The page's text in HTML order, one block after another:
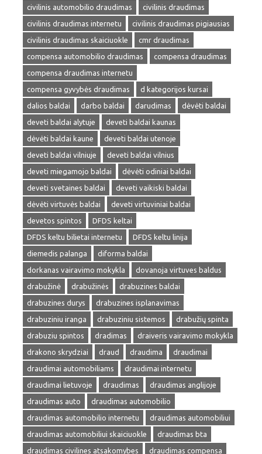
civilinis automobilio draudimas
civilinis draudimas
civilinis draudimas internetu
civilinis draudimas pigiausias
civilinis draudimas skaiciuokle
cmr draudimas
compensa automobilio draudimas
compensa draudimas
compensa draudimas internetu
compensa gyvybės draudimas
d kategorijos kursai
dalios baldai
darbo baldai darudimas
dėvėti baldai
deveti baldai alytuje
deveti baldai kaunas
dėvėti baldai kaune
deveti baldai utenoje
deveti baldai vilniuje
deveti baldai vilnius
deveti miegamojo baldai
dėvėti odiniai baldai
deveti svetaines baldai
deveti vaikiski baldai
dėvėti virtuvės baldai
deveti virtuviniai baldai
devetos spintos
DFDS keltai
DFDS keltu bilietai internetu
DFDS keltu linija
diemedis palanga
diforma baldai
dorkanas vairavimo mokykla
dovanoja virtuves baldus
drabužinė
drabužinės
drabuzines baldai
drabuzines durys
drabuzines isplanavimas
drabuziniu iranga
drabuziniu sistemos
drabužių spinta
drabuziu spintos
dradimas
draiveris vairavimo mokykla
drakono skrydziai
draud draudima
draudimai
draudimai automobiliams
draudimai internetu
draudimai lietuvoje
draudimas
draudimas anglijoje
draudimas auto
draudimas automobilio
draudimas automobilio internetu
draudimas automobiliui
draudimas automobiliui skaiciuokle
draudimas bta
draudimas civilines atsakomybes
draudimas compensa